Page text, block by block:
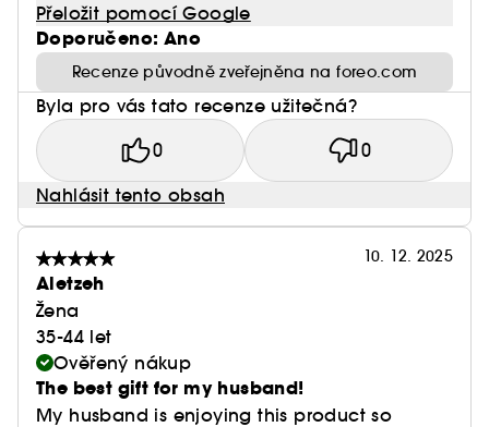
Přeložit pomocí Google
Doporučeno: Ano
Recenze původně zveřejněna na foreo.com
Byla pro vás tato recenze užitečná?
0 0
Nahlásit tento obsah
10. 12. 2025
Aletzeh
Žena
35-44 let
Ověřený nákup
The best gift for my husband!
My husband is enjoying this product so